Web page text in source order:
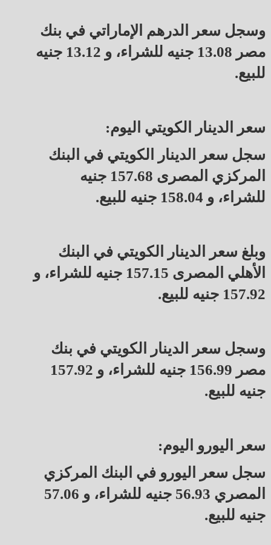
وسجل سعر الدرهم الإماراتي في بنك
مصر 13.08 جنيه للشراء، و 13.12 جنيه
للبيع.
سعر الدينار الكويتي اليوم:
سجل سعر الدينار الكويتي في البنك
المركزي المصرى 157.68 جنيه
للشراء، و 158.04 جنيه للبيع.
وبلغ سعر الدينار الكويتي في البنك
الأهلي المصرى 157.15 جنيه للشراء، و
157.92 جنيه للبيع.
وسجل سعر الدينار الكويتي في بنك
مصر 156.99 جنيه للشراء، و 157.92
جنيه للبيع.
سعر اليورو اليوم:
سجل سعر اليورو في البنك المركزي
المصري 56.93 جنيه للشراء، و 57.06
جنيه للبيع.